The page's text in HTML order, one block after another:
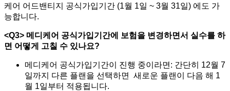
케어 어드밴티지 공식가입기간 (1월 1일 ~ 3월 31일) 에도 가
능합니다.
<Q3> 메디케어 공식가입기간에 보험을 변경하면서 실수를 하
면 어떻게 고칠 수 있나요?
메디케어 공식가입기간이 진행 중이라면: 간단히 12월 7
일까지 다른 플랜을 선택하면 새로운 플랜이 다음 해 1
월 1일부터 적용됩니다.